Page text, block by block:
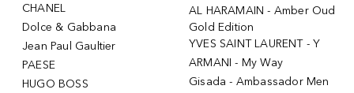
CHANEL
Dolce & Gabbana
Jean Paul Gaultier
PAESE
HUGO BOSS
AL HARAMAIN - Amber Oud
Gold Edition
YVES SAINT LAURENT - Y
ARMANI - My Way
Gisada - Ambassador Men